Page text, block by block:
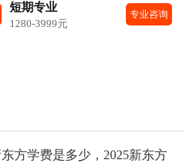
短期专业
1280-3999元
专业咨询
方学费是多少，2025新东方